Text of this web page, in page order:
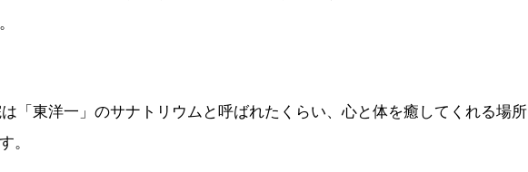
「東洋一」のサナトリウムと呼ばれたくらい、心と体を癒してくれる場所
。